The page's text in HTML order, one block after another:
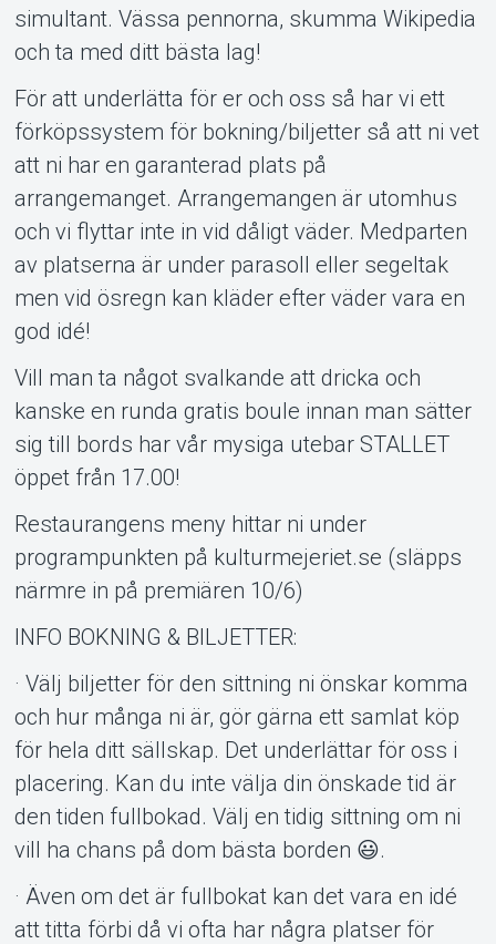
Om Tickster
simultant. Vässa pennorna, skumma Wikipedia
och ta med ditt bästa lag!
För att underlätta för er och oss så har vi ett
förköpssystem för bokning/biljetter så att ni vet
att ni har en garanterad plats på
arrangemanget. Arrangemangen är utomhus
och vi flyttar inte in vid dåligt väder. Medparten
av platserna är under parasoll eller segeltak
men vid ösregn kan kläder efter väder vara en
god idé!
Vill man ta något svalkande att dricka och
kanske en runda gratis boule innan man sätter
sig till bords har vår mysiga utebar STALLET
öppet från 17.00!
Restaurangens meny hittar ni under
programpunkten på kulturmejeriet.se (släpps
närmre in på premiären 10/6)
INFO BOKNING & BILJETTER:
· Välj biljetter för den sittning ni önskar komma
och hur många ni är, gör gärna ett samlat köp
för hela ditt sällskap. Det underlättar för oss i
placering. Kan du inte välja din önskade tid är
den tiden fullbokad. Välj en tidig sittning om ni
vill ha chans på dom bästa borden 😃.
· Även om det är fullbokat kan det vara en idé
att titta förbi då vi ofta har några platser för